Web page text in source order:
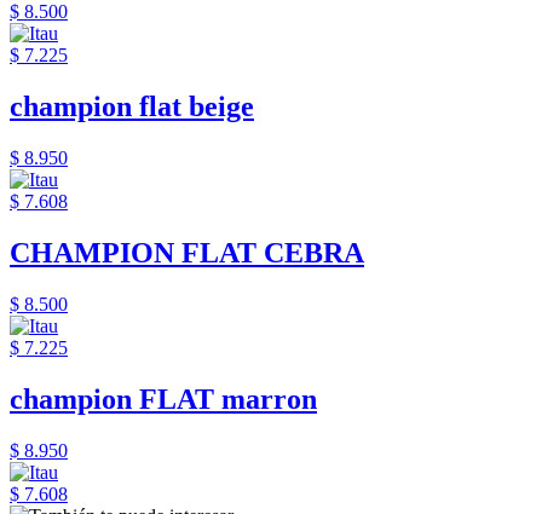
$ 8.500
$ 7.225
champion flat beige
$ 8.950
$ 7.608
CHAMPION FLAT CEBRA
$ 8.500
$ 7.225
champion FLAT marron
$ 8.950
$ 7.608